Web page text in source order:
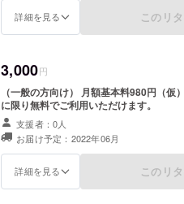
詳細を見る このリ
3,000円
（一般の方向け） 月額基本料980円（仮
に限り無料でご利用いただけます。
支援者：0人
お届け予定：2022年06月
詳細を見る このリ